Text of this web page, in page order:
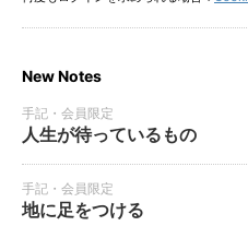
New Notes
手記・会員限定
人生が待っているもの
手記・会員限定
地に足をつける